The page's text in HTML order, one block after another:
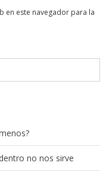
no nos sirve